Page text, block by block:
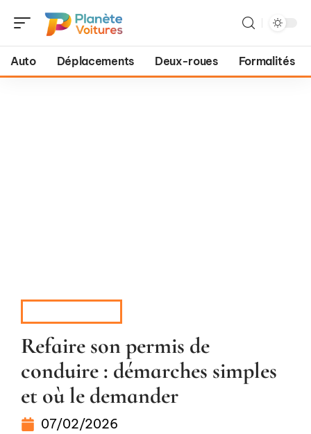
Auto Déplacements Deux-roues Formalités
Refaire son permis de
conduire : démarches simples
et où le demander
07/02/2026